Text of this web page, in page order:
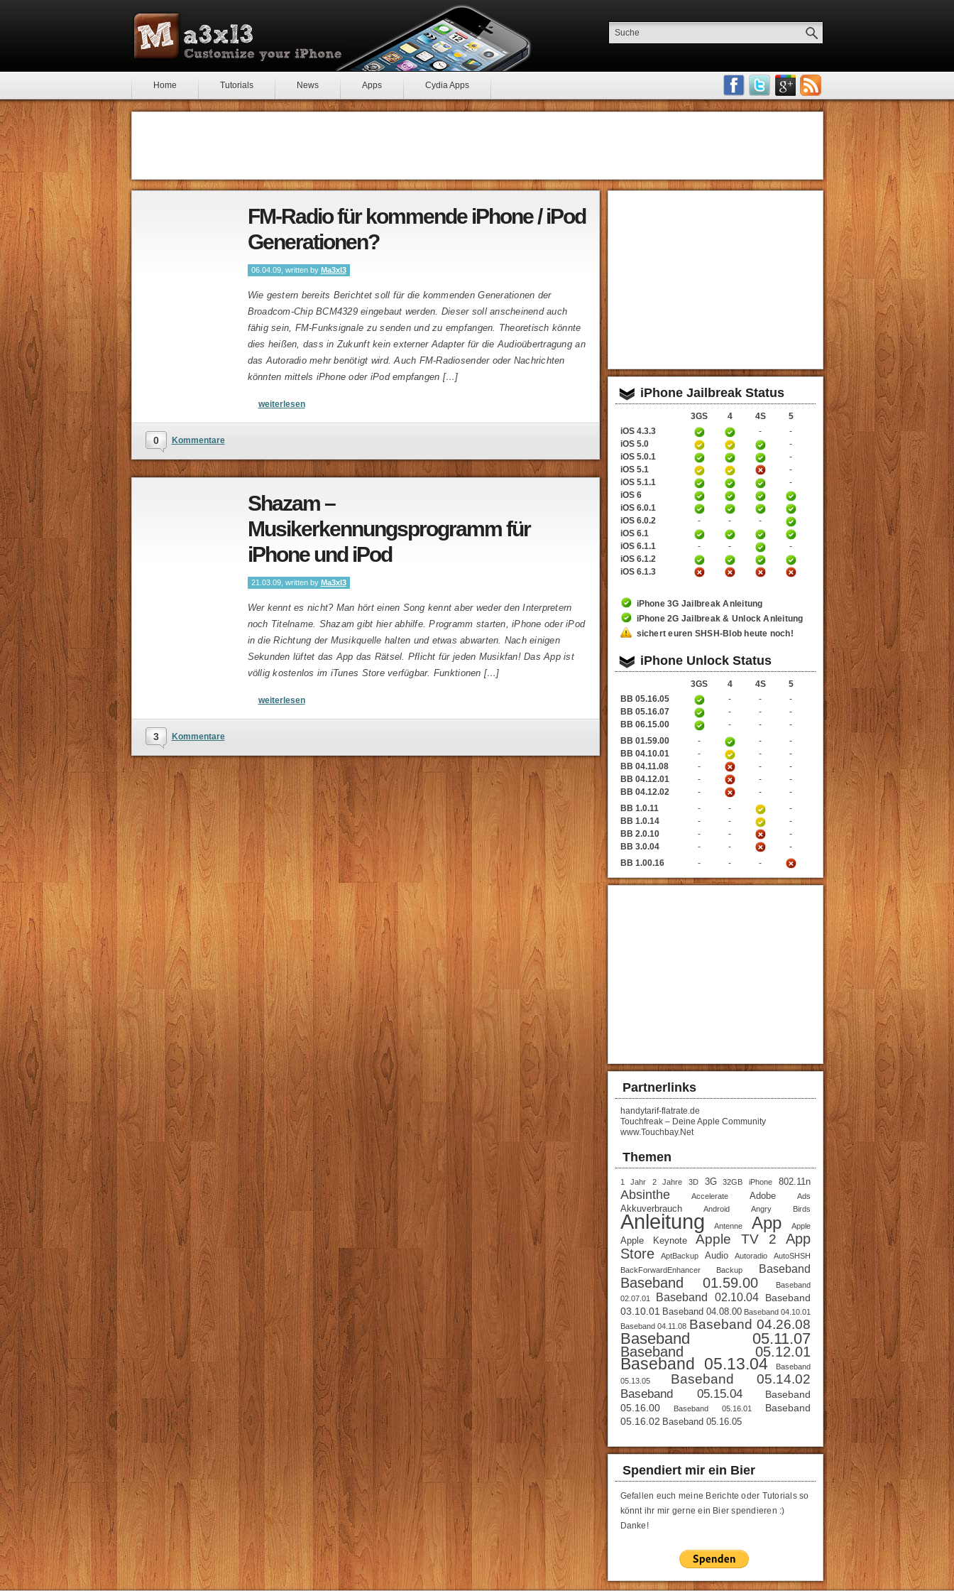
Home Tutorials News Apps Cydia Apps
FM-Radio für kommende iPhone / iPod
Generationen?
06.04.09, written by Ma3xl3
Wie gestern bereits Berichtet soll für die kommenden Generationen der
Broadcom-Chip BCM4329 eingebaut werden. Dieser soll anscheinend auch
fähig sein, FM-Funksignale zu senden und zu empfangen. Theoretisch könnte
dies heißen, dass in Zukunft kein externer Adapter für die Audioübertragung an
das Autoradio mehr benötigt wird. Auch FM-Radiosender oder Nachrichten
könnten mittels iPhone oder iPod empfangen […]
weiterlesen
0 Kommentare
Shazam –
Musikerkennungsprogramm für
iPhone und iPod
21.03.09, written by Ma3xl3
Wer kennt es nicht? Man hört einen Song kennt aber weder den Interpretern
noch Titelname. Shazam gibt hier abhilfe. Programm starten, iPhone oder iPod
in die Richtung der Musikquelle halten und etwas abwarten. Nach einigen
Sekunden lüftet das App das Rätsel. Pflicht für jeden Musikfan! Das App ist
völlig kostenlos im iTunes Store verfügbar. Funktionen […]
weiterlesen
3 Kommentare
iPhone Jailbreak Status
3GS 4 4S
5
iOS 4.3.3
-
-
iOS 5.0
-
iOS 5.0.1
-
iOS 5.1
-
iOS 5.1.1
-
iOS 6
iOS 6.0.1
iOS 6.0.2
- -
-
iOS 6.1
iOS 6.1.1
- -
-
iOS 6.1.2
iOS 6.1.3
iPhone 3G Jailbreak Anleitung
iPhone 2G Jailbreak & Unlock Anleitung
sichert euren SHSH-Blob heute noch!
iPhone Unlock Status
3GS 4 4S
5
BB 05.16.05
- -
-
BB 05.16.07
- -
-
BB 06.15.00
- -
-
BB 01.59.00
- -
-
BB 04.10.01
- -
-
BB 04.11.08
- -
-
BB 04.12.01
- -
-
BB 04.12.02
- -
-
BB 1.0.11
- -
-
BB 1.0.14
- -
-
BB 2.0.10
- -
-
BB 3.0.04
- -
-
BB 1.00.16
- - -
Partnerlinks
handytarif-flatrate.de
Touchfreak – Deine Apple Community
www.Touchbay.Net
Themen
1 Jahr 2 Jahre 3D 3G 32GB iPhone 802.11n
Absinthe Accelerate Adobe Ads
Akkuverbrauch Android Angry Birds
Anleitung Antenne App Apple
Apple Keynote Apple TV 2
App
Store
AptBackup Audio Autoradio
AutoSHSH
BackForwardEnhancer
Backup Baseband
Baseband 01.59.00
Baseband
02.07.01
Baseband 02.10.04
Baseband
03.10.01 Baseband 04.08.00 Baseband 04.10.01
Baseband 04.11.08 Baseband 04.26.08
Baseband 05.11.07
Baseband 05.12.01
Baseband 05.13.04
Baseband
05.13.05
Baseband 05.14.02
Baseband 05.15.04
Baseband
05.16.00
Baseband 05.16.01
Baseband
05.16.02 Baseband 05.16.05
Spendiert mir ein Bier
Gefallen euch meine Berichte oder Tutorials so
könnt ihr mir gerne ein Bier spendieren :)
Danke!